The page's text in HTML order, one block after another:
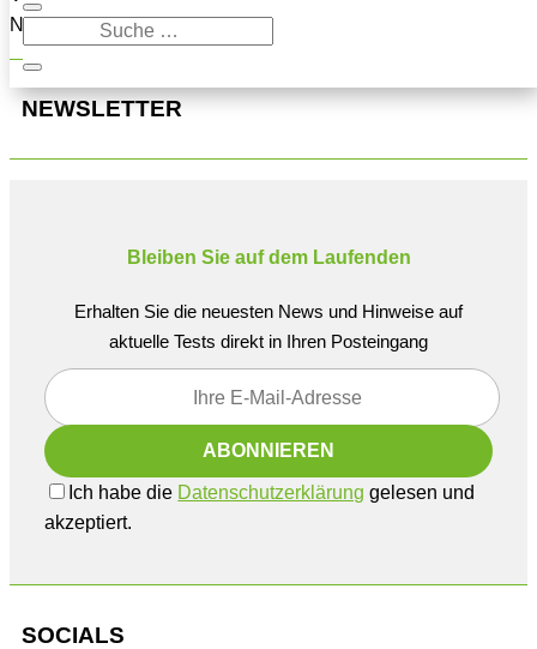
Navigation oben, um den Beitrag zu finden.
NEWSLETTER
Bleiben Sie auf dem Laufenden
Erhalten Sie die neuesten News und Hinweise auf
aktuelle Tests direkt in Ihren Posteingang
Ich habe die Datenschutzerklärung gelesen und
akzeptiert.
SOCIALS